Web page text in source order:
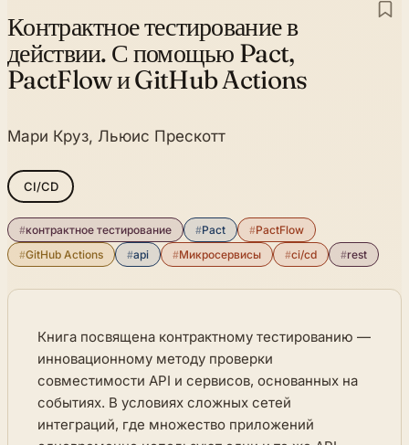
Контрактное тестирование в
действии. С помощью Pact,
PactFlow и GitHub Actions
Мари Круз, Льюис Прескотт
CI/CD
#контрактное тестирование #Pact #PactFlow
#GitHub Actions #api #Микросервисы #ci/cd #rest
Книга посвящена контрактному тестированию —
инновационному методу проверки
совместимости API и сервисов, основанных на
событиях. В условиях сложных сетей
интеграций, где множество приложений